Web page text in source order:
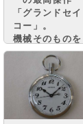
「グランドセイ
コー」。
機械そのものを
グランドセイコ
ーに準じながら
精度調整を簡略
化し グランド
セイコーに次ぐ
高級腕時計とさ